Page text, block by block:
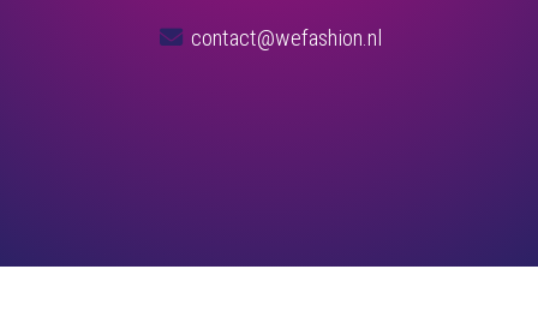
contact@wefashion.nl